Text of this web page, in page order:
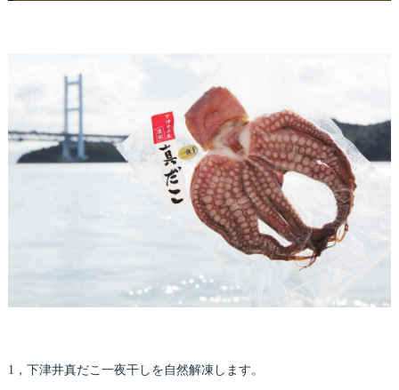
1，下津井真だこ一夜干しを自然解凍します。